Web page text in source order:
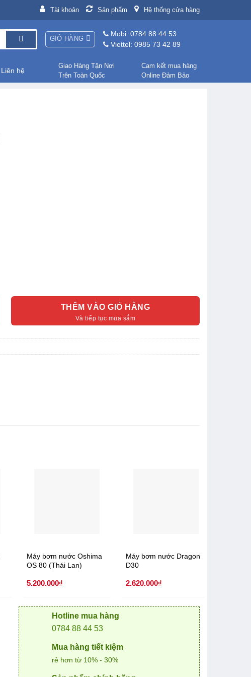
Tài khoản Sản phẩm Hệ thống cửa hàng
GIỎ HÀNG
Mobi: 0784 88 44 53
Viettel: 0985 73 42 89
Liên hệ
Giao Hàng Tận Nơi
Trên Toàn Quốc
Cam kết mua hàng
Online Đảm Bảo
THÊM VÀO GIỎ HÀNG
Máy bơm nước Oshima
OS 80 (Thái Lan)
5.200.000₫
Máy bơm nước Dragon
D30
2.620.000₫
Hotline mua hàng
0784 88 44 53
Mua hàng tiết kiệm
rẻ hơn từ 10% - 30%